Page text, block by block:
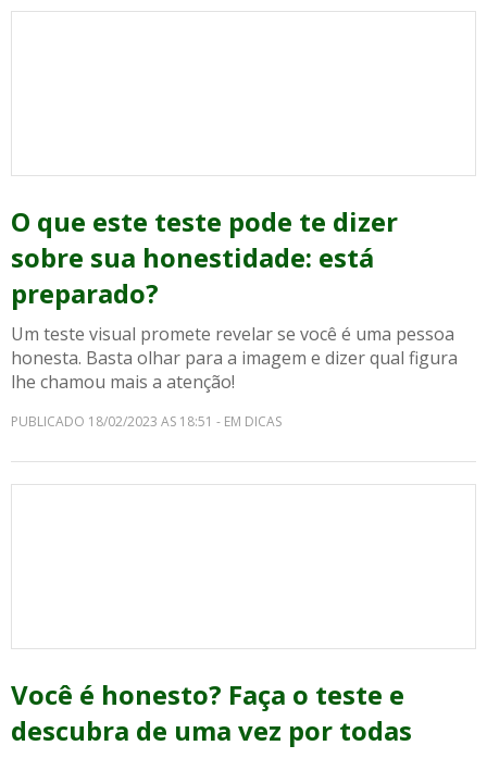
O que este teste pode te dizer
sobre sua honestidade: está
preparado?
Um teste visual promete revelar se você é uma pessoa
honesta. Basta olhar para a imagem e dizer qual figura
lhe chamou mais a atenção!
PUBLICADO 18/02/2023 AS 18:51 - EM DICAS
Você é honesto? Faça o teste e
descubra de uma vez por todas